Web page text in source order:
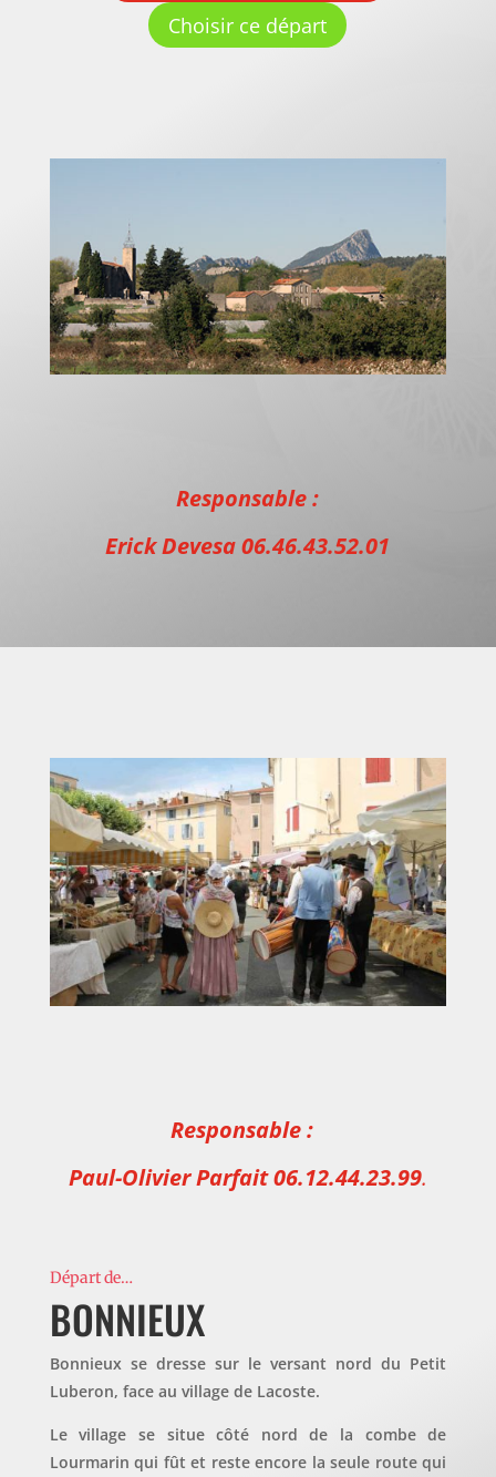
Choisir ce départ
Responsable :
Erick Devesa 06.46.43.52.01
Responsable :
Paul-Olivier Parfait 06.12.44.23.99.
Départ de…
BONNIEUX
Bonnieux se dresse sur le versant nord du Petit
Luberon, face au village de Lacoste.
Le village se situe côté nord de la combe de
Lourmarin qui fût et reste encore la seule route qui